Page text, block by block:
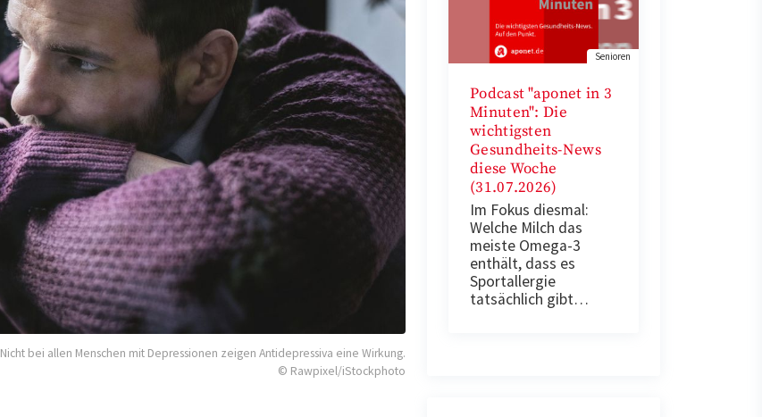
Nicht bei allen Menschen mit Depressionen zeigen Antidepressiva eine Wirkung.
© Rawpixel/iStockphoto
Senioren
Podcast "aponet in 3
Minuten": Die
wichtigsten
Gesundheits-News
diese Woche
(31.07.2026)
Im Fokus diesmal:
Welche Milch das
meiste Omega-3
enthält, dass es
Sportallergie
tatsächlich gibt…